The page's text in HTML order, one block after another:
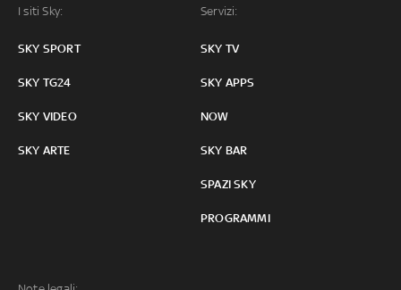
I siti Sky:
SKY SPORT
SKY TG24
SKY VIDEO
SKY ARTE
Servizi:
SKY TV
SKY APPS
NOW
SKY BAR
SPAZI SKY
PROGRAMMI